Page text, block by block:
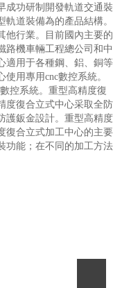
成功研制開發軌道交通裝
道裝備為的產品結構。
他行業。目前國內主要的
路機車輛工程總公司和中
適用于各種鋼、鋁、銅等
用專用cnc數控系統。
控系統。重型高精度復
度復合立式中心采取全防
護鈑金設計。重型高精度
復合立式加工中心的主要
功能；在不同的加工方法